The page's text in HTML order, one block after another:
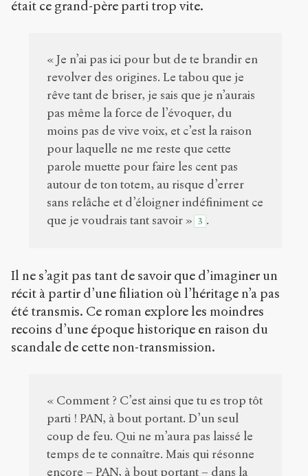
était ce grand-père parti trop vite.
« Je n’ai pas ici pour but de te brandir en
revolver des origines. Le tabou que je
rêve tant de briser, je sais que je n’aurais
pas même la force de l’évoquer, du
moins pas de vive voix, et c’est la raison
pour laquelle ne me reste que cette
parole muette pour faire les cent pas
autour de ton totem, au risque d’errer
sans relâche et d’éloigner indéfiniment ce
que je voudrais tant savoir » 3 .
Il ne s’agit pas tant de savoir que d’imaginer un
récit à partir d’une filiation où l’héritage n’a pas
été transmis. Ce roman explore les moindres
recoins d’une époque historique en raison du
scandale de cette non-transmission.
« Comment ? C’est ainsi que tu es trop tôt
parti ! PAN, à bout portant. D’un seul
coup de feu. Qui ne m’aura pas laissé le
temps de te connaître. Mais qui résonne
encore – PAN, à bout portant – dans la